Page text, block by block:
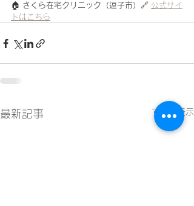
🏠 さくら在宅クリニック（逗子市） 🔗 公式サイ
トはこちら
最新記事 すべて表示